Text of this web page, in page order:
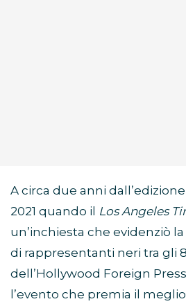
A circa due anni
2021 quando il Los Angeles
un’inchiesta che evidenziò
di rappresentanti neri tra gli
dell’Hollywood Foreign
l’evento che premia il